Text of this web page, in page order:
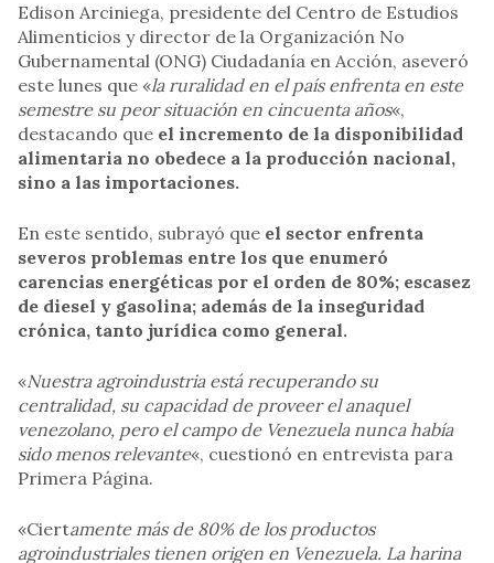
Edison Arciniega, presidente del Centro de Estudios
Alimenticios y director de la Organización No
Gubernamental (ONG) Ciudadanía en Acción, aseveró
este lunes que «la ruralidad en el país enfrenta en este
semestre su peor situación en cincuenta años«,
destacando que el incremento de la disponibilidad
alimentaria no obedece a la producción nacional,
sino a las importaciones.
En este sentido, subrayó que el sector enfrenta
severos problemas entre los que enumeró
carencias energéticas por el orden de 80%; escasez
de diesel y gasolina; además de la inseguridad
crónica, tanto jurídica como general.
«Nuestra agroindustria está recuperando su
centralidad, su capacidad de proveer el anaquel
venezolano, pero el campo de Venezuela nunca había
sido menos relevante«, cuestionó en entrevista para
Primera Página.
«Ciertamente más de 80% de los productos
agroindustriales tienen origen en Venezuela. La harina